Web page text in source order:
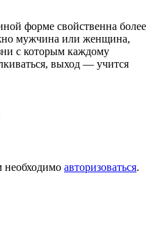
форме свойственна более
мужчина или женщина,
с которым каждому
выход — учится
необходимо авторизоваться.